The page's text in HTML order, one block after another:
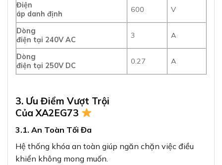
Điện
áp danh định
600 V
Dòng
điện tại 240V AC
3 A
Dòng
điện tại 250V DC
0.27 A
3. Ưu Điểm Vượt Trội
Của XA2EG73
3.1. An Toàn Tối Đa
Hệ thống khóa an toàn giúp ngăn chặn việc điều
khiển không mong muốn.